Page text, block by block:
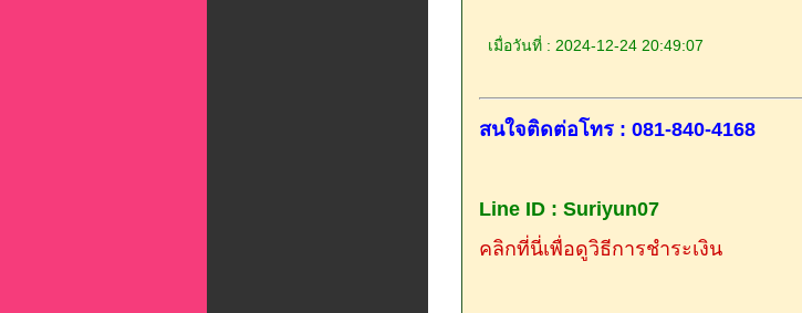
เมื่อวันที่ : 2024-12-24 20:49:07
สนใจติดต่อโทร : 081-840-4168
Line ID : Suriyun07
คลิกที่นี่เพื่อดูวิธีการชำระเงิน